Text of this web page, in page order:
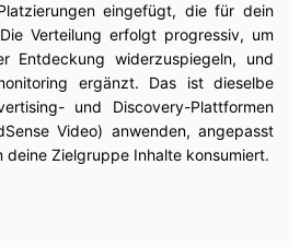
eingefügt, die für dein
Verteilung erfolgt progressiv, um
Entdeckung widerzuspiegeln, und
ergänzt. Das ist dieselbe
und Discovery-Plattformen
Video) anwenden, angepasst
deine Zielgruppe Inhalte konsumiert.